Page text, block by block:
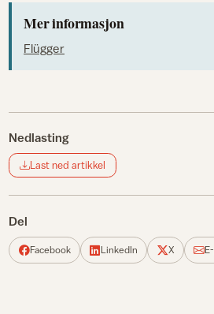
Mer informasjon
Flügger
Nedlasting
Last ned artikkel
Del
Facebook LinkedIn X